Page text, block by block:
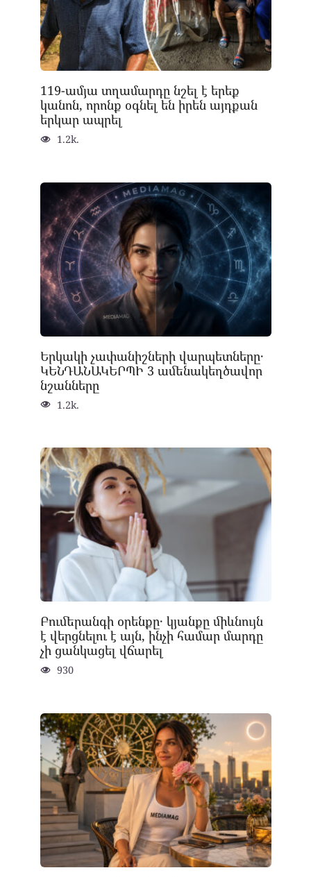
119-ամյա տղամարդը նշել է երեք
կանոն, որոնք օգնել են իրեն այդքան
երկար ապրել
1.2k.
Երկակի չափանիշների վարպետները․
ԿԵՆԴԱՆԱԿԵՐՊԻ 3 ամենակեղծավոր
նշանները
1.2k.
Բումերանգի օրենքը․ կյանքը միևնույն
է վերցնելու է այն, ինչի համար մարդը
չի ցանկացել վճարել
930